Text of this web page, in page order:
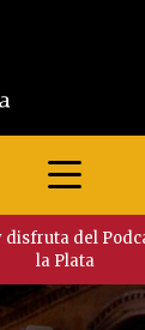
disfruta del
la Plata